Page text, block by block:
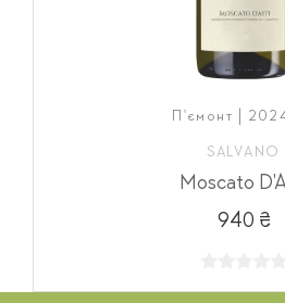
П'ємонт |
SALVANO
Moscato
940 ₴